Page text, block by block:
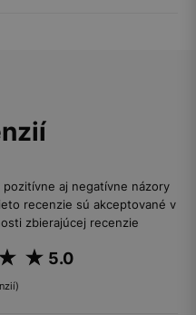
aj negatívne názory
recenzie sú akceptované v
zbierajúcej recenzie
5.0